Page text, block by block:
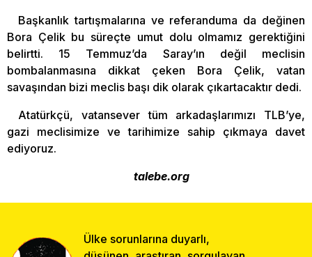
Başkanlık tartışmalarına ve referanduma da değinen
Bora Çelik bu süreçte umut dolu olmamız gerektiğini
belirtti. 15 Temmuz’da Saray’ın değil meclisin
bombalanmasına dikkat çeken Bora Çelik, vatan
savaşından bizi meclis başı dik olarak çıkartacaktır dedi.
Atatürkçü, vatansever tüm arkadaşlarımızı TLB’ye,
gazi meclisimize ve tarihimize sahip çıkmaya davet
ediyoruz.
talebe.org
Ülke sorunlarına duyarlı,